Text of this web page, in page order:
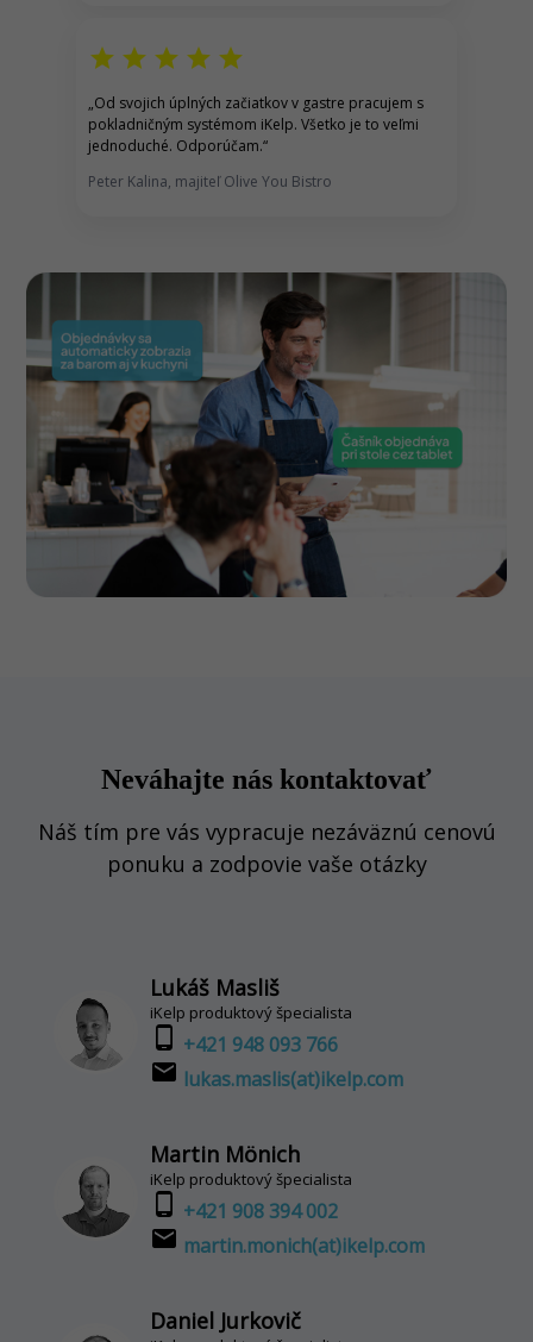
star star star star star
„Od svojich úplných začiatkov v gastre pracujem s
pokladničným systémom iKelp. Všetko je to veľmi
jednoduché. Odporúčam.“
Peter Kalina, majiteľ Olive You Bistro
Neváhajte nás kontaktovať
Náš tím pre vás vypracuje nezáväznú cenovú
ponuku a zodpovie vaše otázky
Lukáš Masliš
iKelp produktový špecialista
phone_android +421 948 093 766
email lukas.maslis(at)ikelp.com
Martin Mönich
iKelp produktový špecialista
phone_android +421 908 394 002
email martin.monich(at)ikelp.com
Daniel Jurkovič